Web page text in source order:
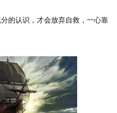
的认识，才会放弃自救，一心靠